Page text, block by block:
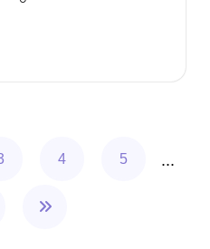
4 5 ...